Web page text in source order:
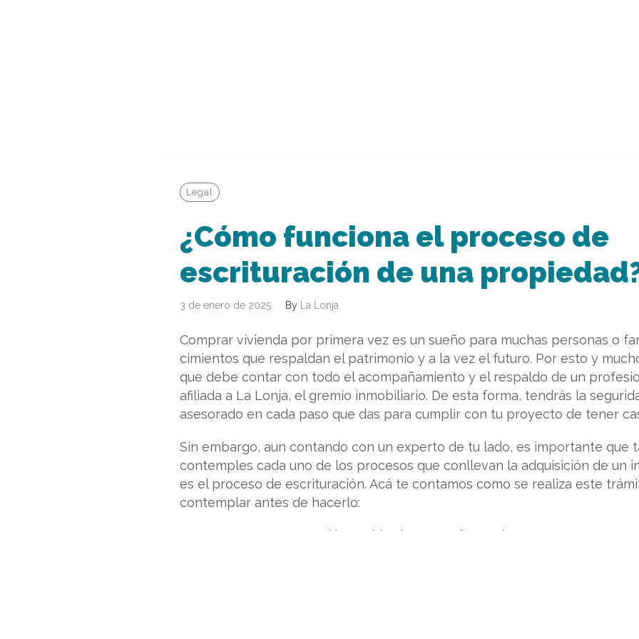
Legal
¿Cómo funciona el proceso de
escrituración de una
3 de enero de 2025 By La Lonja
Comprar vivienda por primera vez es un sueño para muchas personas o
cimientos que respaldan el patrimonio y a la vez el futuro. Por esto y
que debe contar con todo el acompañamiento y el respaldo de un
afiliada a La Lonja, el gremio inmobiliario. De esta forma, tendrás la
asesorado en cada paso que das para cumplir con tu proyecto de tener
Sin embargo, aun contando con un experto de tu lado, es importante que
contemples cada uno de los procesos que conllevan la adquisición de un
es el proceso de escrituración. Acá te contamos como se realiza este
contemplar antes de hacerlo:
Una vez encuentras el inmueble de tus sueños es importante que en